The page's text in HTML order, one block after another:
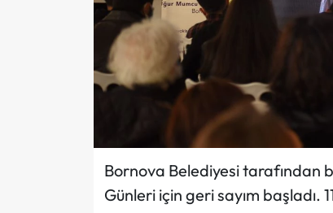
Bornova Belediyesi tarafından
Günleri için geri sayım başladı.